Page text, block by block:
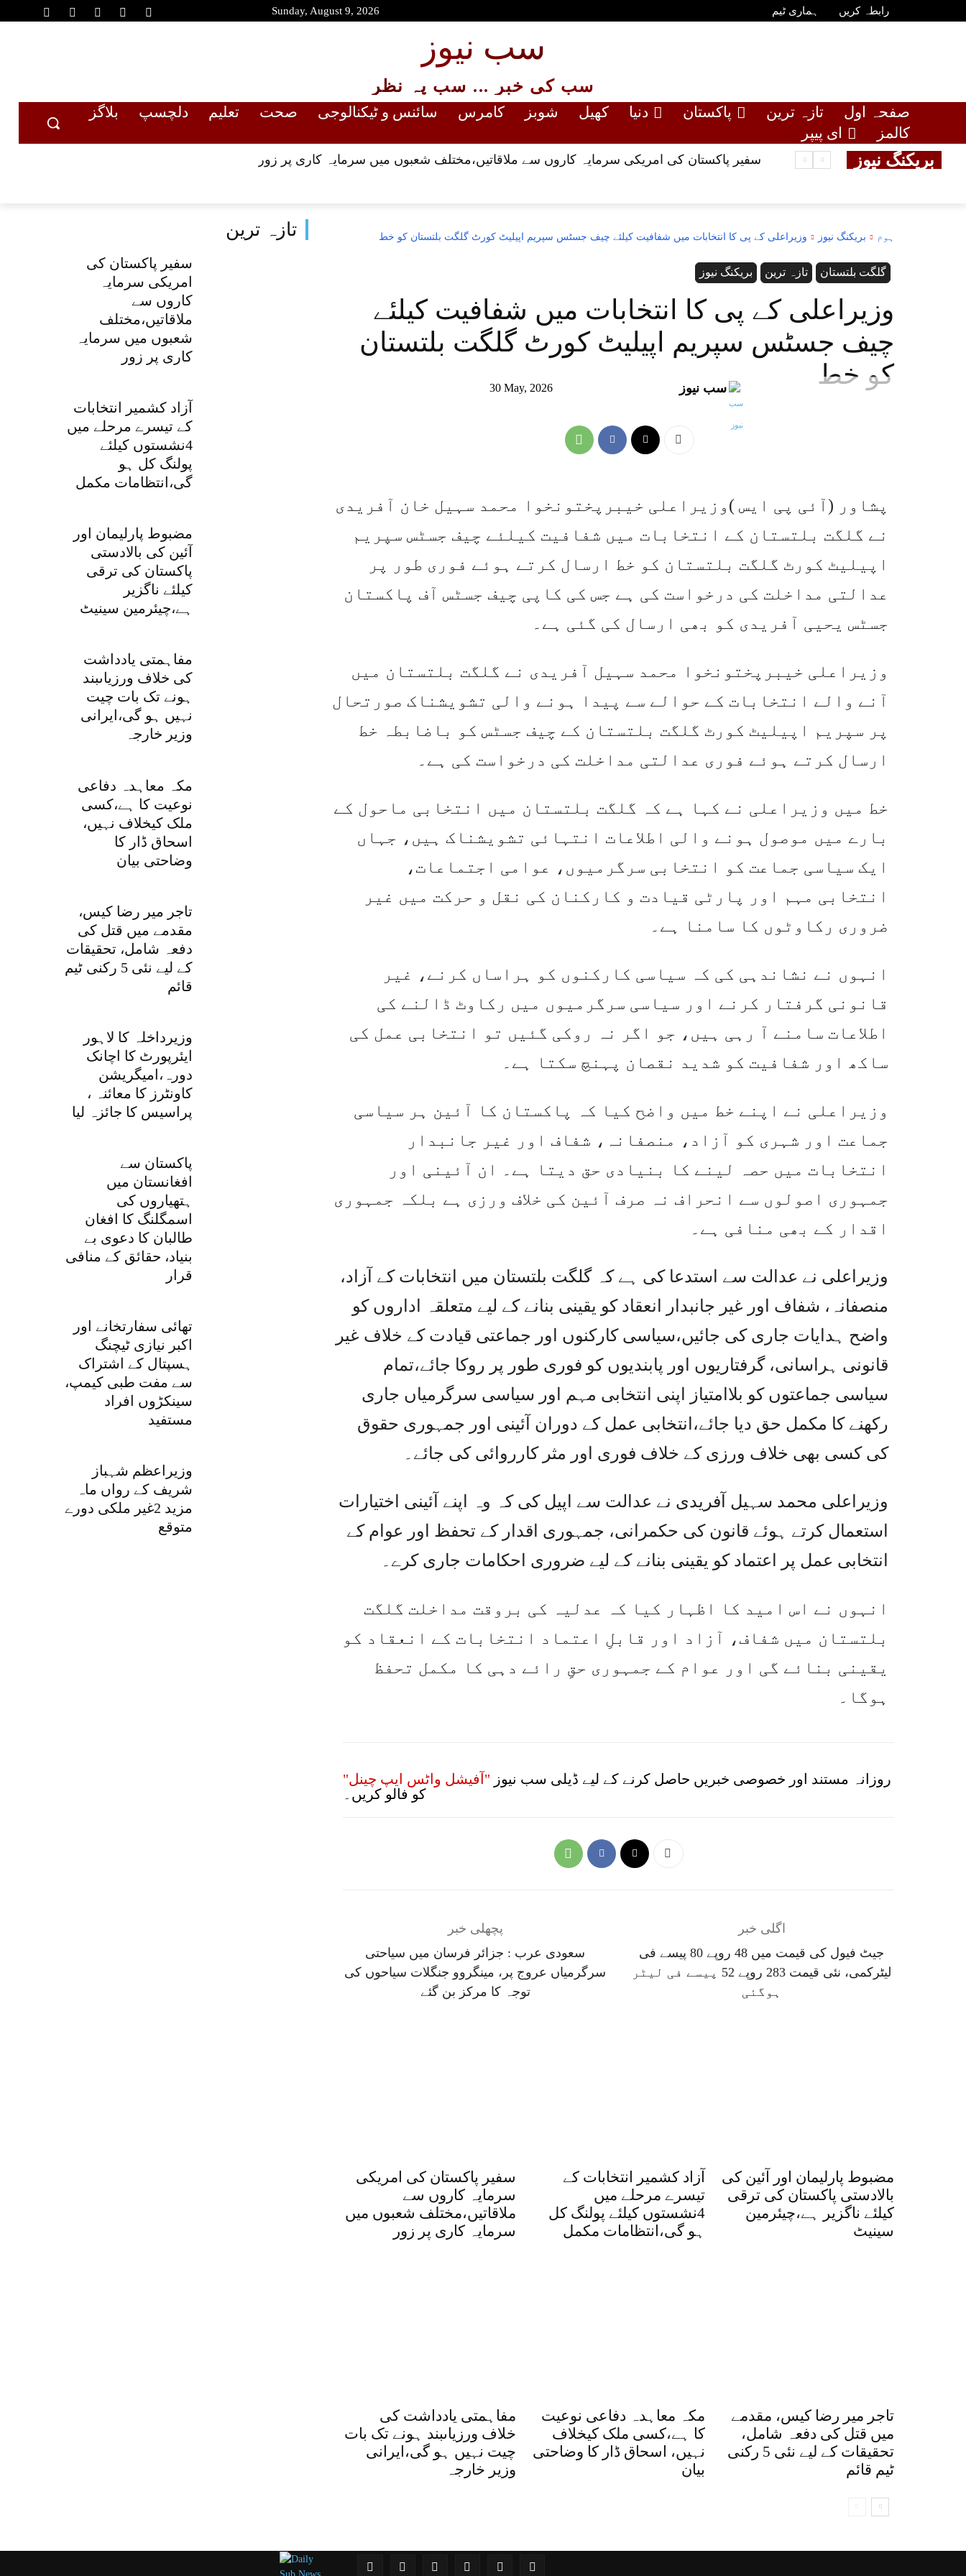
Sunday, August 9, 2026 رابطہ کریں ہماری ٹیم
سب نیوز
سب کی خبر ... سب پہ نظر
صفحہ اول تازہ ترین پاکستان دنیا کھیل شوبز کامرس سائنس و ٹیکنالوجی صحت تعلیم دلچسپ
بلاگز
کالمز
ای پیپر
بریکنگ نیوز سفیر پاکستان کی امریکی سرمایہ کاروں سے ملاقاتیں،مختلف شعبوں میں سرمایہ کاری پر زور
تازہ ترین
سفیر پاکستان کی
امریکی سرمایہ
کاروں سے
ملاقاتیں،مختلف
شعبوں میں سرمایہ
کاری پر زور
آزاد کشمیر انتخابات
کے تیسرے مرحلے میں
4نشستوں کیلئے
پولنگ کل ہو
گی،انتظامات مکمل
مضبوط پارلیمان اور
آئین کی بالادستی
پاکستان کی ترقی
کیلئے ناگزیر
ہے،چیئرمین سینیٹ
مفاہمتی یادداشت
کی خلاف ورزیاںبند
ہونے تک بات چیت
نہیں ہو گی،ایرانی
وزیر خارجہ
مکہ معاہدہ دفاعی
نوعیت کا ہے،کسی
ملک کیخلاف نہیں،
اسحاق ڈار کا
وضاحتی بیان
تاجر میر رضا کیس،
مقدمے میں قتل کی
دفعہ شامل، تحقیقات
کے لیے نئی 5 رکنی ٹیم
قائم
وزیرداخلہ کا لاہور
ایئرپورٹ کا اچانک
دورہ،امیگریشن
کاونٹرز کا معائنہ ،
پراسیس کا جائزہ لیا
پاکستان سے
افغانستان میں
ہتھیاروں کی
اسمگلنگ کا افغان
طالبان کا دعوی بے
بنیاد، حقائق کے منافی
قرار
تھائی سفارتخانے اور
اکبر نیازی ٹیچنگ
ہسپتال کے اشتراک
سے مفت طبی کیمپ،
سینکڑوں افراد
مستفید
وزیراعظم شہباز
شریف کے رواں ماہ
مزید 2غیر ملکی دورے
متوقع
ہوم بریکنگ نیوز وزیراعلی کے پی کا انتخابات میں شفافیت کیلئے چیف جسٹس سپریم اپیلیٹ کورٹ گلگت بلتستان کو خط
بریکنگ نیوز تازہ ترین گلگت بلتستان
وزیراعلی کے پی کا انتخابات میں شفافیت کیلئے
چیف جسٹس سپریم اپیلیٹ کورٹ گلگت بلتستان
کو خط
30 May, 2026 سب نیوز
پشاور (آئی پی ایس )وزیراعلی خیبرپختونخوا محمد سہیل خان آفریدی
نے گلگت بلتستان کے انتخابات میں شفافیت کیلئے چیف جسٹس سپریم
اپیلیٹ کورٹ گلگت بلتستان کو خط ارسال کرتے ہوئے فوری طور پر
عدالتی مداخلت کی درخواست کی ہے جس کی کاپی چیف جسٹس آف پاکستان
جسٹس یحیی آفریدی کو بھی ارسال کی گئی ہے۔
وزیراعلی خیبرپختونخوا محمد سہیل آفریدی نے گلگت بلتستان میں
آنے والے انتخابات کے حوالے سے پیدا ہونے والی تشویشناک صورتحال
پر سپریم اپیلیٹ کورٹ گلگت بلتستان کے چیف جسٹس کو باضابطہ خط
ارسال کرتے ہوئے فوری عدالتی مداخلت کی درخواست کی ہے۔
خط میں وزیراعلی نے کہا ہے کہ گلگت بلتستان میں انتخابی ماحول کے
بارے میں موصول ہونے والی اطلاعات انتہائی تشویشناک ہیں، جہاں
ایک سیاسی جماعت کو انتخابی سرگرمیوں، عوامی اجتماعات،
انتخابی مہم اور پارٹی قیادت و کارکنان کی نقل و حرکت میں غیر
ضروری رکاوٹوں کا سامنا ہے۔
انہوں نے نشاندہی کی کہ سیاسی کارکنوں کو ہراساں کرنے، غیر
قانونی گرفتار کرنے اور سیاسی سرگرمیوں میں رکاوٹ ڈالنے کی
اطلاعات سامنے آ رہی ہیں، جو اگر نہ روکی گئیں تو انتخابی عمل کی
ساکھ اور شفافیت کو شدید نقصان پہنچ سکتا ہے۔
وزیراعلی نے اپنے خط میں واضح کیا کہ پاکستان کا آئین ہر سیاسی
جماعت اور شہری کو آزاد، منصفانہ، شفاف اور غیر جانبدار
انتخابات میں حصہ لینے کا بنیادی حق دیتا ہے۔ ان آئینی اور
جمہوری اصولوں سے انحراف نہ صرف آئین کی خلاف ورزی ہے بلکہ جمہوری
اقدار کے بھی منافی ہے۔
وزیراعلی نے عدالت سے استدعا کی ہے کہ گلگت بلتستان میں انتخابات کے آزاد،
منصفانہ، شفاف اور غیر جانبدار انعقاد کو یقینی بنانے کے لیے متعلقہ اداروں کو
واضح ہدایات جاری کی جائیں،سیاسی کارکنوں اور جماعتی قیادت کے خلاف غیر
قانونی ہراسانی، گرفتاریوں اور پابندیوں کو فوری طور پر روکا جائے،تمام
سیاسی جماعتوں کو بلاامتیاز اپنی انتخابی مہم اور سیاسی سرگرمیاں جاری
رکھنے کا مکمل حق دیا جائے،انتخابی عمل کے دوران آئینی اور جمہوری حقوق
کی کسی بھی خلاف ورزی کے خلاف فوری اور مثر کارروائی کی جائے۔
وزیراعلی محمد سہیل آفریدی نے عدالت سے اپیل کی کہ وہ اپنے آئینی اختیارات
استعمال کرتے ہوئے قانون کی حکمرانی، جمہوری اقدار کے تحفظ اور عوام کے
انتخابی عمل پر اعتماد کو یقینی بنانے کے لیے ضروری احکامات جاری کرے۔
انہوں نے اس امید کا اظہار کیا کہ عدلیہ کی بروقت مداخلت گلگت
بلتستان میں شفاف، آزاد اور قابلِ اعتماد انتخابات کے انعقاد کو
یقینی بنائے گی اور عوام کے جمہوری حقِ رائے دہی کا مکمل تحفظ
ہوگا۔
روزانہ مستند اور خصوصی خبریں حاصل کرنے کے لیے ڈیلی سب نیوز "آفیشل واٹس ایپ چینل"
کو فالو کریں۔
پچھلی خبر
سعودی عرب : جزائر فرسان میں سیاحتی
سرگرمیاں عروج پر، مینگروو جنگلات سیاحوں کی
توجہ کا مرکز بن گئے
اگلی خبر
جیٹ فیول کی قیمت میں 48 روپے 80 پیسے فی
لیٹرکمی، نئی قیمت 283 روپے 52 پیسے فی لیٹر
ہوگئی
سفیر پاکستان کی امریکی
سرمایہ کاروں سے
ملاقاتیں،مختلف شعبوں میں
سرمایہ کاری پر زور
آزاد کشمیر انتخابات کے
تیسرے مرحلے میں
4نشستوں کیلئے پولنگ کل
ہو گی،انتظامات مکمل
مضبوط پارلیمان اور آئین کی
بالادستی پاکستان کی ترقی
کیلئے ناگزیر ہے،چیئرمین
سینیٹ
مفاہمتی یادداشت کی
خلاف ورزیاںبند ہونے تک بات
چیت نہیں ہو گی،ایرانی
وزیر خارجہ
مکہ معاہدہ دفاعی نوعیت
کا ہے،کسی ملک کیخلاف
نہیں، اسحاق ڈار کا وضاحتی
بیان
تاجر میر رضا کیس، مقدمے
میں قتل کی دفعہ شامل،
تحقیقات کے لیے نئی 5 رکنی
ٹیم قائم